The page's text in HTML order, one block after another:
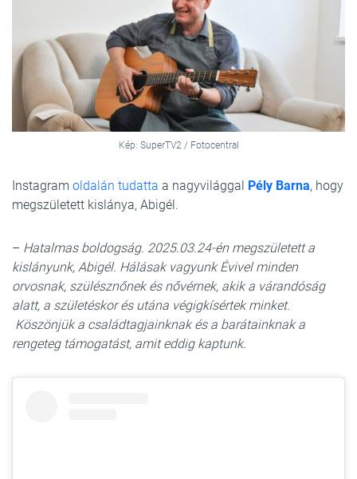
Kép: SuperTV2 / Fotocentral
Instagram oldalán tudatta a nagyvilággal Pély Barna, hogy
megszületett kislánya, Abigél.
– Hatalmas boldogság. 2025.03.24-én megszületett a
kislányunk, Abigél. Hálásak vagyunk Évivel minden
orvosnak, szülésznőnek és nővérnek, akik a várandóság
alatt, a születéskor és utána végigkísértek minket.
Köszönjük a családtagjainknak és a barátainknak a
rengeteg támogatást, amit eddig kaptunk.